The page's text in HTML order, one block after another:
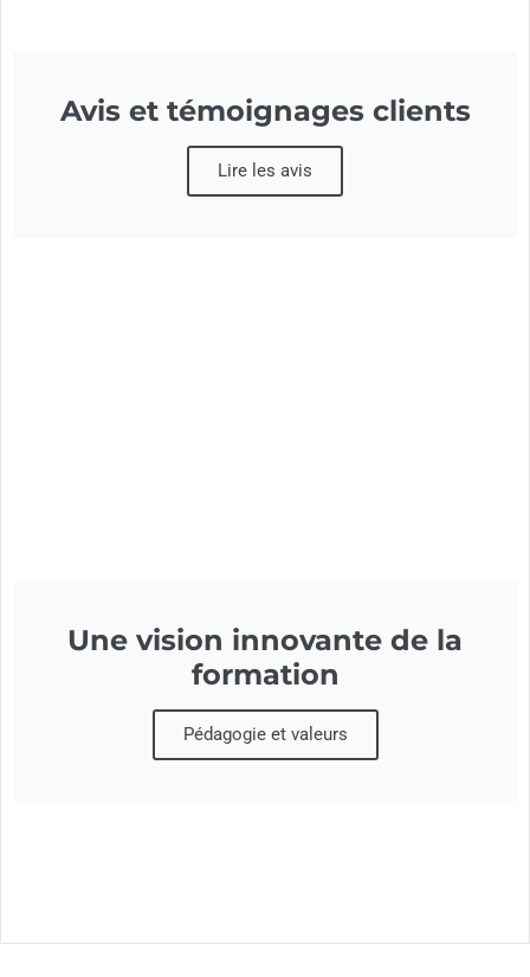
Avis et témoignages clients
Lire les avis
Une vision innovante de la
formation
Pédagogie et valeurs